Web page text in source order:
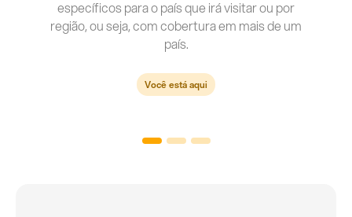
específicos para o país que irá visitar ou por
região, ou seja, com cobertura em mais de um
país.
Você está aqui